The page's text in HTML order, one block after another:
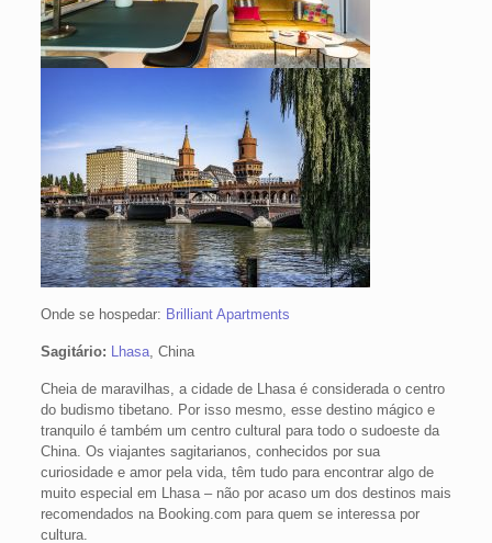
Onde se hospedar: Brilliant Apartments
Sagitário: Lhasa, China
Cheia de maravilhas, a cidade de Lhasa é considerada o centro
do budismo tibetano. Por isso mesmo, esse destino mágico e
tranquilo é também um centro cultural para todo o sudoeste da
China. Os viajantes sagitarianos, conhecidos por sua
curiosidade e amor pela vida, têm tudo para encontrar algo de
muito especial em Lhasa – não por acaso um dos destinos mais
recomendados na Booking.com para quem se interessa por
cultura.